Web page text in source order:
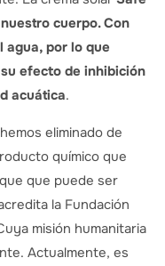
cuerpo. Con
agua, por lo que
efecto de inhibición
acuática.
eliminado de
químico que
que puede ser
la Fundación
misión humanitaria
Actualmente, es